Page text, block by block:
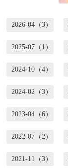
2026-04（3）
2025-07（1）
2024-10（4）
2024-02（3）
2023-04（6）
2022-07（2）
2021-11（3）